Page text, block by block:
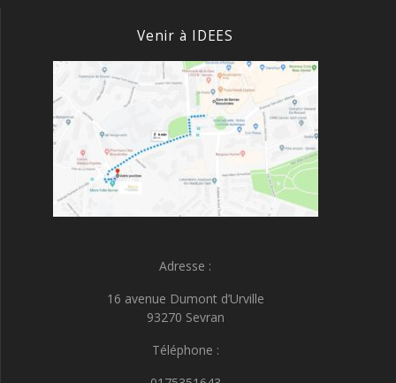
Venir à IDEES
Adresse :
16 avenue Dumont d’Urville
93270 Sevran
Téléphone :